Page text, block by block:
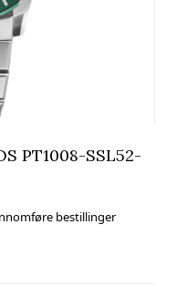
PT1008-SSL52-
bestillinger